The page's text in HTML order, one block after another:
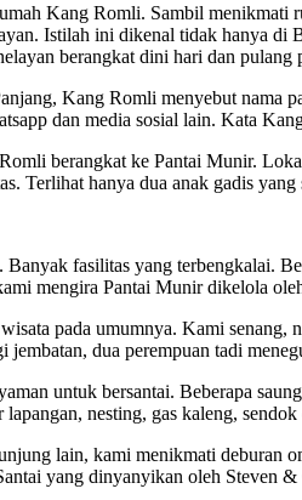
Kang Romli. Sambil
Istilah ini dikenal tidak hanya di
berangkat dini hari dan pulang
Kang Romli menyebut nama
dan media sosial lain. Kata
berangkat ke Pantai Munir.
Terlihat hanya dua anak gadis
Banyak fasilitas yang terbengkalai.
mengira Pantai Munir dikelola
pada umumnya. Kami
jembatan, dua perempuan tadi
untuk bersantai. Beberapa
nesting, gas kaleng, sendok
lain, kami menikmati deburan
yang dinyanyikan oleh Steven &